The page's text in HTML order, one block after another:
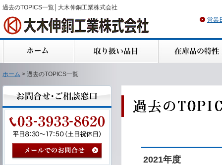
過去のTOPICS一覧│大木伸銅工業株式会社
営業
ホーム > 過去のTOPICS一覧
2021年度